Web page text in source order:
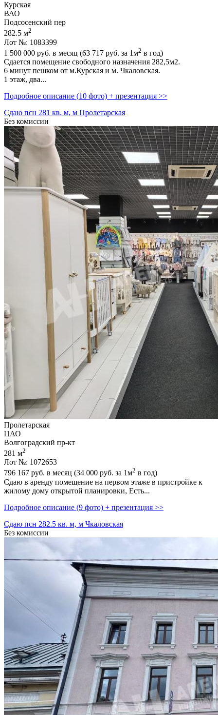
Курская
ВАО
Подсосенский пер
282.5 м2
Лот №: 1083399
1 500 000 руб. в месяц (63 717 руб. за 1м2 в год)
Сдается помещение свободного назначения 282,­5м2.
6 минут пешком от м.Курская и м. Чкаловская.
1 этаж,­ два...
Подробное описание (10 фото) + презентация >>
Сдаю псн 281 кв. м, м Пролетарская
Без комиссии
Пролетарская
ЦАО
Волгоградский пр-кт
281 м2
Лот №: 1072653
796 167 руб. в месяц (34 000 руб. за 1м2 в год)
Сдаю в аренду помещение на первом этаже в пристройке к
жилому дому открытой планировки,­ Есть...
Подробное описание (9 фото) + презентация >>
Сдаю псн 282.5 кв. м, м Чкаловская
Без комиссии